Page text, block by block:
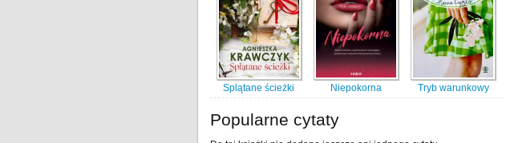
Splątane ścieżki Niepokorna Tryb warunkowy
Popularne cytaty